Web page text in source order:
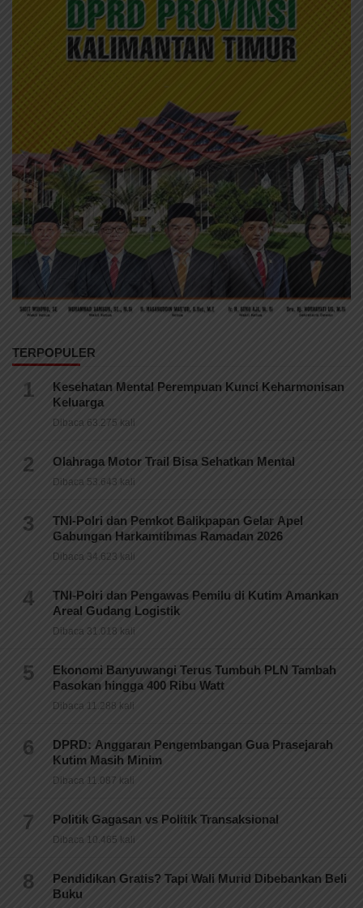
TERPOPULER
1
Kesehatan Mental Perempuan Kunci Keharmonisan
Keluarga
Dibaca 63.275 kali
2 Olahraga Motor Trail Bisa Sehatkan Mental
Dibaca 53.643 kali
3
TNI-Polri dan Pemkot Balikpapan Gelar Apel
Gabungan Harkamtibmas Ramadan 2026
Dibaca 34.623 kali
4
TNI-Polri dan Pengawas Pemilu di Kutim Amankan
Areal Gudang Logistik
Dibaca 31.018 kali
5
Ekonomi Banyuwangi Terus Tumbuh PLN Tambah
Pasokan hingga 400 Ribu Watt
Dibaca 11.288 kali
6
DPRD: Anggaran Pengembangan Gua Prasejarah
Kutim Masih Minim
Dibaca 11.087 kali
7 Politik Gagasan vs Politik Transaksional
Dibaca 10.465 kali
8
Pendidikan Gratis? Tapi Wali Murid Dibebankan Beli
Buku